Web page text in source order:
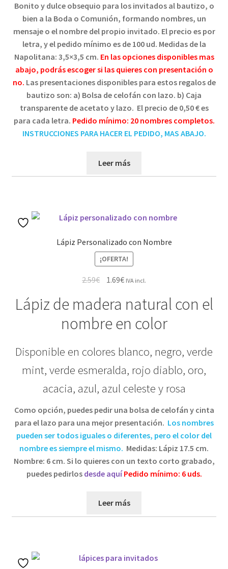
Bonito y dulce obsequio para los invitados al bautizo, o
bien a la Boda o Comunión, formando nombres, un
mensaje o el nombre del propio invitado. El precio es por
letra, y elpedido mínimo es de 100 ud. Medidas de la
Napolitana: 3,5×3,5 cm. En las opciones disponibles mas
abajo, podrás escoger si las quieres con presentación o
no. Las presentaciones disponibles para estos regalos de
bautizo son: a) Bolsa de celofán con lazo. b) Caja
transparente de acetato y lazo. El precio de 0,50 € es
para cada letra. Pedido mínimo: 20 nombres completos.
INSTRUCCIONES PARA HACER EL PEDIDO, MAS ABAJO.
Leer más
Lápiz Personalizado con Nombre
¡OFERTA!
2.59€
El
original
2.59€.
1.69€El
actual
1.69€.
IVA incl.
Lápiz de madera natural con el
nombre en color
Disponible en colores blanco, negro, verde
mint, verde esmeralda, rojo diablo, oro,
acacia, azul, azul celeste y rosa
Como opción, puedes pedir una bolsa de celofán y cinta
para el lazo para una mejor presentación. Los nombres
pueden ser todos iguales o diferentes, pero el color del
nombre es siempre el mismo. Medidas: Lápiz 17.5 cm.
Nombre: 6 cm. Si lo quieres con un texto corto grabado,
puedes pedirlos desde aquíPedido mínimo: 6 uds.
Leer más